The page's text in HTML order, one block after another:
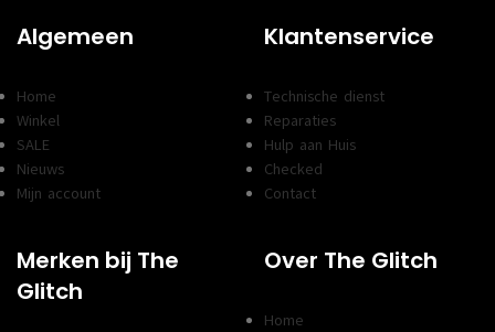
Algemeen
Home
Winkel
SALE
Nieuws
Mijn account
Klantenservice
Technische dienst
Reparaties
Hulp aan Huis
Checked
Contact
Merken bij The
Glitch
Over The Glitch
Home